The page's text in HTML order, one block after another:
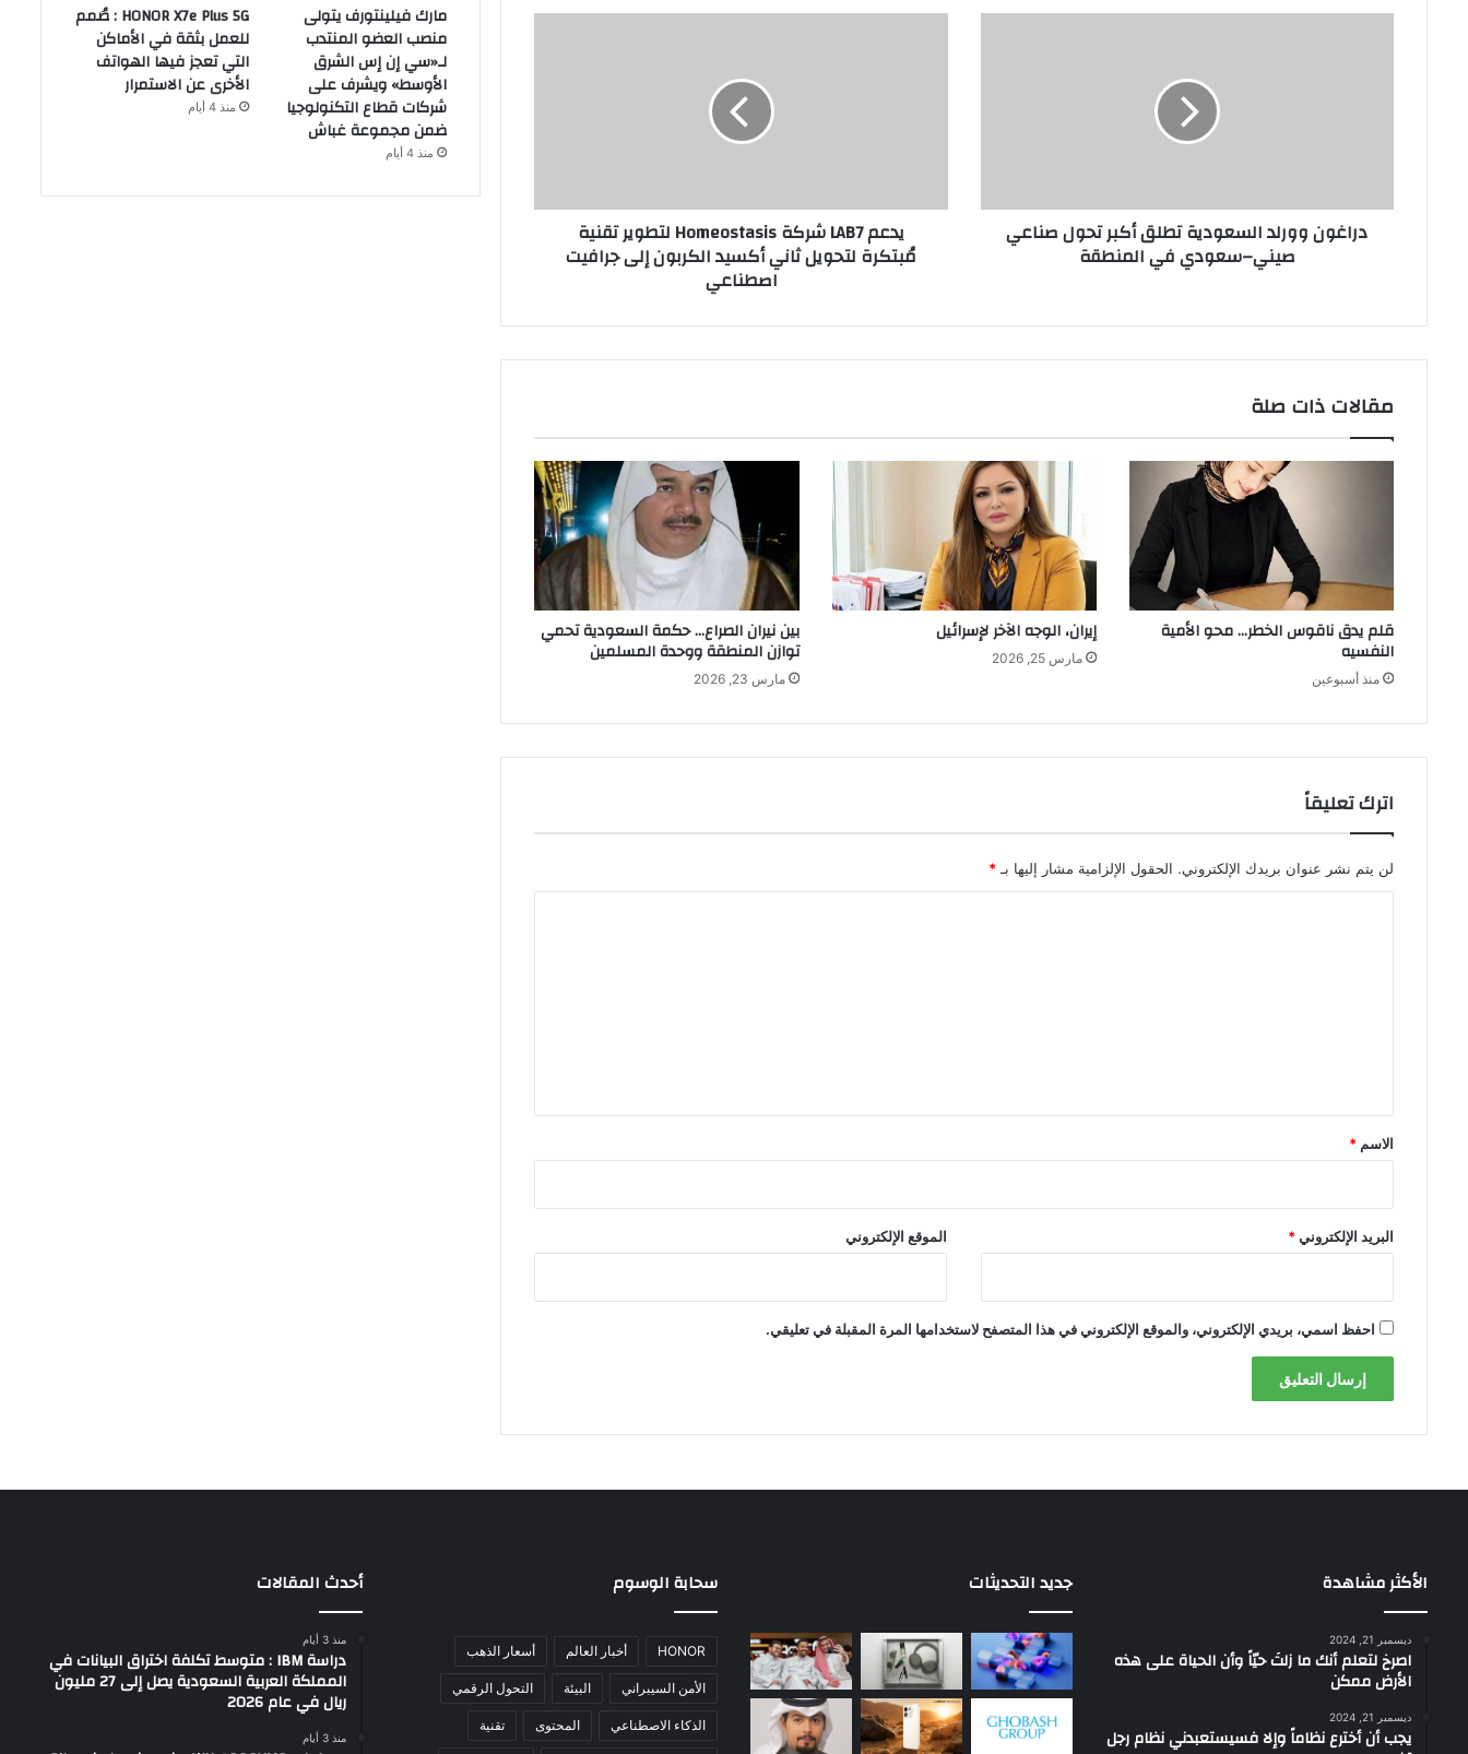
سعودي
دراغون وورلد السعودية تطلق أكبر تحول صناعي
صيني–سعودي في المنطقة
ثاني
الكربون
اصطناعي
يدعم LAB7 شركة Homeostasis لتطوير تقنية
مُبتكرة لتحويل ثاني أكسيد الكربون إلى جرافيت
اصطناعي
مقالات ذات صلة
قلم يدق ناقوس الخطر… محو الأمية
النفسيه
منذ أسبوعين
إيران، الوجه الآخر لإسرائيل
مارس 25, 2026
بين نيران الصراع… حكمة السعودية تحمي
توازن المنطقة ووحدة المسلمين
مارس 23, 2026
اترك تعليقاً
لن يتم نشر عنوان بريدك الإلكتروني. الحقول الإلزامية مشار إليها بـ *
*
الاسم *
البريد الإلكتروني* الموقع الإلكتروني
احفظ اسمي، بريدي الإلكتروني، والموقع الإلكتروني في هذا المتصفح لاستخدامها المرة المقبلة في تعليقي.
مارك فيلينتورف يتولى
منصب العضو المنتدب
لـ«سي إن إس الشرق
الأوسط» ويشرف على
شركات قطاع التكنولوجيا
ضمن مجموعة غباش
منذ 4 أيام
HONOR X7e Plus 5G : صُمم
للعمل بثقة في الأماكن
التي تعجز فيها الهواتف
الأخرى عن الاستمرار
منذ 4 أيام
الأكثر مشاهدة
ديسمبر 21, 2024
‫اصرخ لتعلم أنك ما زلتَ حيّاً وأن الحياة على هذه
الأرض ممكن
ديسمبر 21, 2024
يجب أن أخترع نظاماً وإلا فسيستعبدني نظام رجل
جديد التحديثات سحابة الوسوم
HONOR أخبار العالم أسعار الذهب
الأمن السيبراني البيئة التحول الرقمي
الذكاء الاصطناعي المحتوى تقنية
أحدث المقالات
منذ 3 أيام
دراسة IBM : متوسط تكلفة اختراق البيانات في
المملكة العربية السعودية يصل إلى 27 مليون
ريال في عام 2026
منذ 3 أيام